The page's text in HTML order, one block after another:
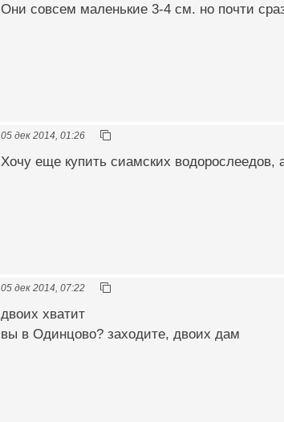
Они совсем маленькие 3-4 см. но почти
05 дек 2014, 01:26
Хочу еще купить сиамских водорослеедов,
05 дек 2014, 07:22
двоих хватит
вы в Одинцово? заходите, двоих дам